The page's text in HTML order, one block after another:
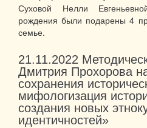
Суховой Нелли
рождения были подарены 4
семье.
21.11.2022
Дмитрия Прохорова
сохранения
мифологизация
создания новых
идентичностей»